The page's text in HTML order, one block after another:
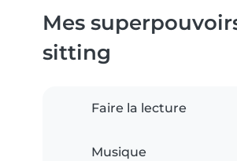
Mes
sitting
Faire la lecture
Musique